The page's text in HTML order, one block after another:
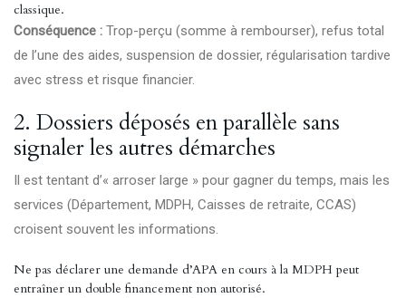
classique.
Conséquence : Trop-perçu (somme à rembourser), refus total
de l’une des aides, suspension de dossier, régularisation tardive
avec stress et risque financier.
2. Dossiers déposés en parallèle sans
signaler les autres démarches
Il est tentant d’« arroser large » pour gagner du temps, mais les
services (Département, MDPH, Caisses de retraite, CCAS)
croisent souvent les informations.
Ne pas déclarer une demande d’APA en cours à la MDPH peut
entraîner un double financement non autorisé.